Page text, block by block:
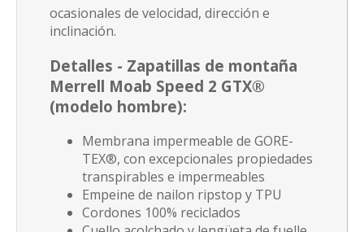
ocasionales de velocidad, dirección e
inclinación.
Detalles - Zapatillas de montaña
Merrell Moab Speed 2 GTX®
(modelo hombre):
Membrana impermeable de GORE-
TEX®, con excepcionales propiedades
transpirables e impermeables
Empeine de nailon ripstop y TPU
Cordones 100% reciclados